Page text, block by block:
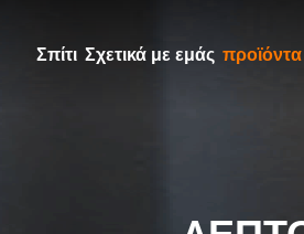
Σπίτι Σχετικά με εμάς προϊόντα